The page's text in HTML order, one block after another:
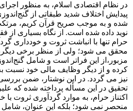
در نظام اقتصادی اسلام، به منظور
پیدایش اختلاف شدید طبقاتی از
شده و به موجب صریح قرآن کریم،
نوید داده شده است. از نگاه بسیاری از
حرام تنها با انباشت ثروت و خودداری
محقق می شود؛ ولی از منظر برخی
مزبور،از این فراتر است و شامل
کرده و از دیگر وظایف مالی خود نسبت
نیز می گردد. در این نوشتار، ضمن
تحقیق در این مسأله پرداخته شده که
اکتناز حرام، به موارد گردآوری ثروت
منحصر نمی شود؛ بلکه این عنوان، شامل